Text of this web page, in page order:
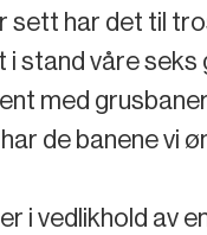
sett har det til
stand våre seks
med
de banene vi
i vedlikhold av